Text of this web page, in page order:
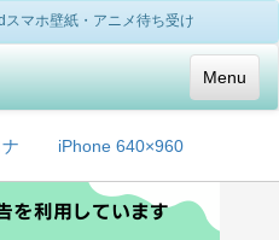
マホ壁紙・アニメ待ち受け
Menu
iPhone 640×960